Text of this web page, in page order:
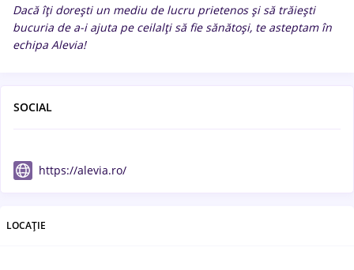
Dacă îți dorești un mediu de lucru prietenos și să trăiești
bucuria de a-i ajuta pe ceilalți să fie sănătoși, te asteptam în
echipa Alevia!
SOCIAL
https://alevia.ro/
LOCAȚIE